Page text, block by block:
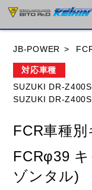
KAWASAKI
HUSQVANA
TRIUMPH
JB-POWER
対応車種
SUZUKI DR-
SUZUKI DR-
FCR車種
FCRφ39
ゾンタル)